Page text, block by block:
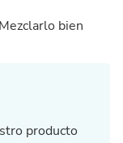
bien
producto